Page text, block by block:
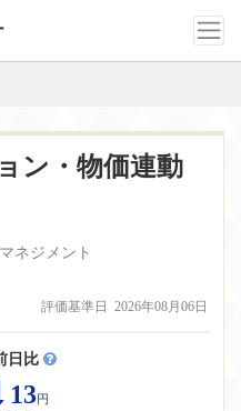
ン・物価連動
ネジメント
評価基準日 2026年08月06日
日比
13円